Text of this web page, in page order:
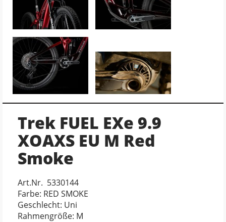
Trek FUEL EXe 9.9
XOAXS EU M Red
Smoke
Art.Nr. 5330144
Farbe: RED SMOKE
Geschlecht: Uni
Rahmengröße: M